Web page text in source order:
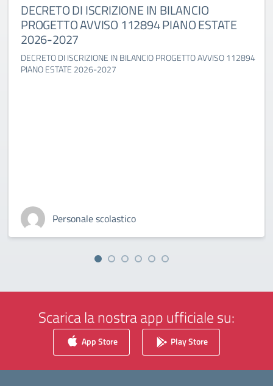
DECRETO DI ISCRIZIONE IN BILANCIO
PROGETTO AVVISO 112894 PIANO ESTATE
2026-2027
DECRETO DI ISCRIZIONE IN BILANCIO PROGETTO AVVISO 112894
PIANO ESTATE 2026-2027
Personale scolastico
Scarica la nostra app ufficiale su:
App Store Play Store